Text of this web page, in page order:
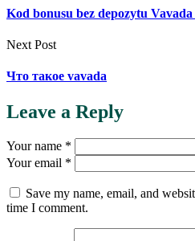
Kod bonusu bez depozytu
Next Post
Что такое vavada
Leave a Reply
Your name *
Your email *
Save my name, email, and
time I comment.